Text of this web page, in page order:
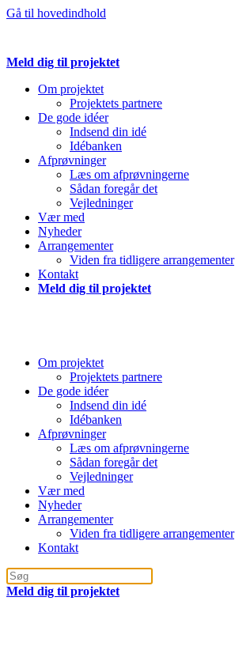
Gå til hovedindhold
Meld dig til projektet
Om projektet
Projektets partnere
De gode idéer
Indsend din idé
Idébanken
Afprøvninger
Læs om afprøvningerne
Sådan foregår det
Vejledninger
Vær med
Nyheder
Arrangementer
Viden fra tidligere arrangementer
Kontakt
Meld dig til projektet
Om projektet
Projektets partnere
De gode idéer
Indsend din idé
Idébanken
Afprøvninger
Læs om afprøvningerne
Sådan foregår det
Vejledninger
Vær med
Nyheder
Arrangementer
Viden fra tidligere arrangementer
Kontakt
Meld dig til projektet